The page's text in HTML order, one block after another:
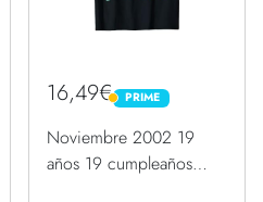
16,49€ PRIME
PRIME
Noviembre 2002 19
años 19 cumpleaños